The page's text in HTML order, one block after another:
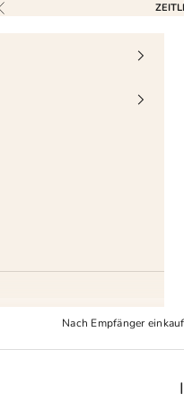
Zurück
Nach Empfänger